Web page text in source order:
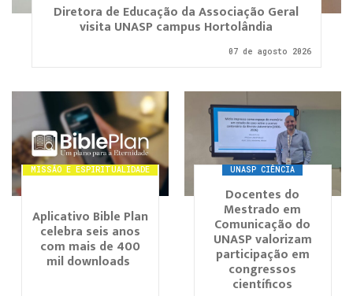
Diretora de Educação da Associação Geral
visita UNASP campus Hortolândia
07 de agosto 2026
MISSÃO E ESPIRITUALIDADE
Aplicativo Bible Plan
celebra seis anos
com mais de 400
mil downloads
UNASP CIÊNCIA
Docentes do
Mestrado em
Comunicação do
UNASP valorizam
participação em
congressos
científicos